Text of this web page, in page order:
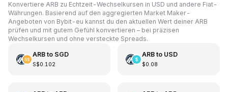
Konvertiere ARB zu Echtzeit-Wechselkursen in USD und andere Fiat-
Währungen. Basierend auf den aggregierten Market Maker-
Angeboten von Bybit-eu kannst du den aktuellen Wert deiner ARB
prüfen und mit gutem Gefühl konvertieren – bei präzisen
Wechselkursen und ohne versteckte Spreads.
ARBto SGD
S$0.102
ARBto USD
$0.08